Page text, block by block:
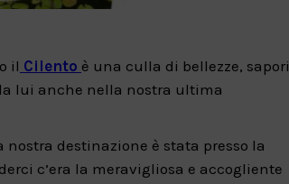
il Cilento è una culla di bellezze, sapori
lui anche nella nostra ultima
destinazione è stata presso la
c’era la meravigliosa e accogliente